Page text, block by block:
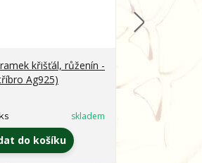
křišťál, růženín -
Ag925)
skladem
do košíku
Minerální
obsidián -
399 Kč